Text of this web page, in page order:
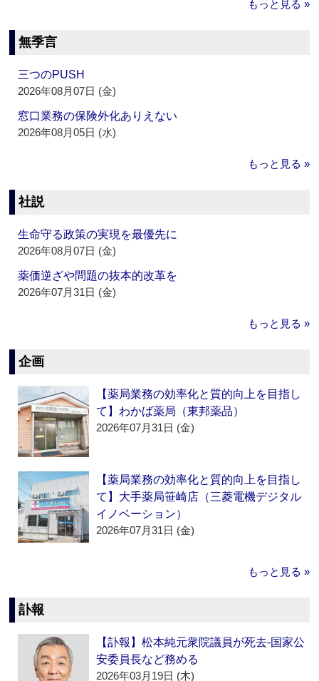
もっと見る »
無季言
三つのPUSH
2026年08月07日 (金)
窓口業務の保険外化ありえない
2026年08月05日 (水)
もっと見る »
社説
生命守る政策の実現を最優先に
2026年08月07日 (金)
薬価逆ざや問題の抜本的改革を
2026年07月31日 (金)
もっと見る »
企画
【薬局業務の効率化と質的向上を目指し
て】わかば薬局（東邦薬品）
2026年07月31日 (金)
【薬局業務の効率化と質的向上を目指し
て】大手薬局笹崎店（三菱電機デジタル
イノベーション）
2026年07月31日 (金)
もっと見る »
訃報
【訃報】松本純元衆院議員が死去‐国家公
安委員長など務める
2026年03月19日 (木)